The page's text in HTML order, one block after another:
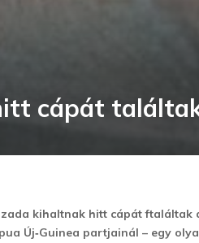
cápát
kihaltnak hitt cápát ftaláltak
Új‑Guinea partjainál – egy